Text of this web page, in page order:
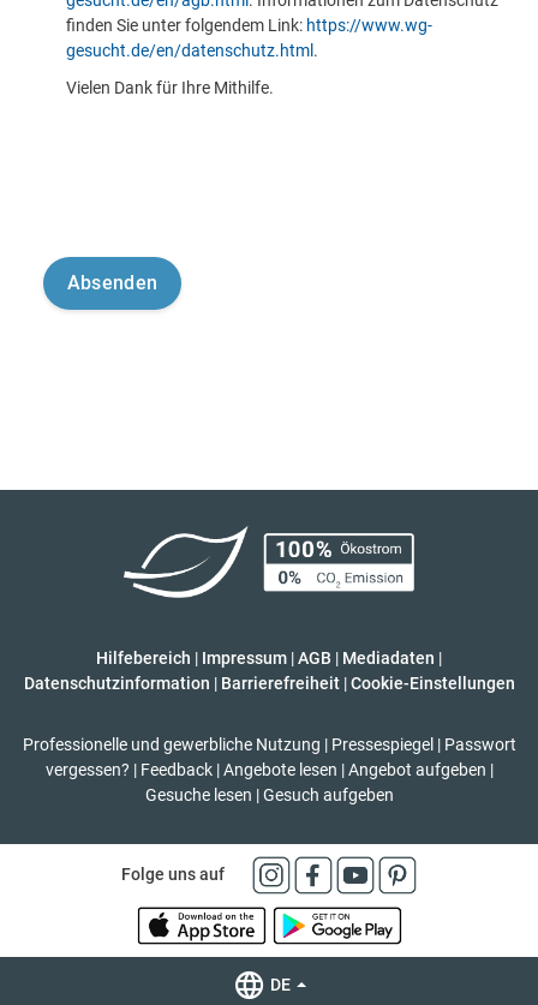
finden Sie unter folgendem Link: https://www.wg-
gesucht.de/en/datenschutz.html .
Vielen Dank für Ihre Mithilfe.
Hilfebereich | Impressum |AGB | Mediadaten |
Datenschutzinformation | Barrierefreiheit | Cookie-Einstellungen
Professionelle und gewerbliche Nutzung | Pressespiegel | Passwort
vergessen? | Feedback | Angebote lesen | Angebot aufgeben |
Gesuche lesen | Gesuch aufgeben
Folge uns auf
DE